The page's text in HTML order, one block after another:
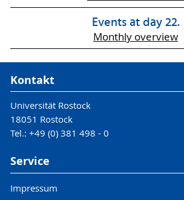
Events at day 22.
Monthly overview
Kontakt
Universität Rostock
18051 Rostock
Tel.: +49 (0) 381 498 - 0
Service
Impressum